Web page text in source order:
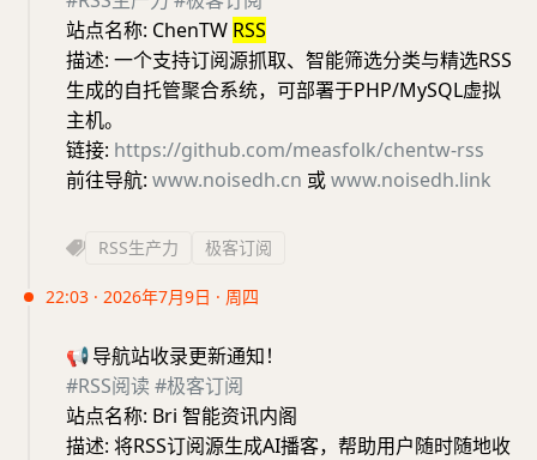
站点名称: ChenTW RSS
描述: 一个支持订阅源抓取、智能筛选分类与精选RSS
生成的自托管聚合系统，可部署于PHP/MySQL虚拟
主机。
链接: https://github.com/measfolk/chentw-rss
前往导航: www.noisedh.cn 或www.noisedh.link
RSS生产力 极客订阅
22:03 · 2026年7月9日 · 周四
📢导航站收录更新通知！
#RSS阅读 #极客订阅
站点名称: Bri 智能资讯内阁
描述: 将RSS订阅源生成AI播客，帮助用户随时随地收